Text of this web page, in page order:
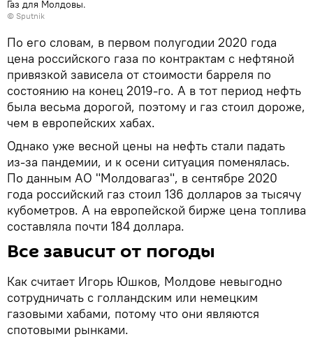
Газ для Молдовы.
© Sputnik
По его словам, в первом полугодии 2020 года
цена российского газа по контрактам с нефтяной
привязкой зависела от стоимости барреля по
состоянию на конец 2019-го. А в тот период нефть
была весьма дорогой, поэтому и газ стоил дороже,
чем в европейских хабах.
Однако уже весной цены на нефть стали падать
из-за пандемии, и к осени ситуация поменялась.
По данным АО "Молдовагаз", в сентябре 2020
года российский газ стоил 136 долларов за тысячу
кубометров. А на европейской бирже цена топлива
составляла почти 184 доллара.
Все зависит от погоды
Как считает Игорь Юшков, Молдове невыгодно
сотрудничать с голландским или немецким
газовыми хабами, потому что они являются
спотовыми рынками.